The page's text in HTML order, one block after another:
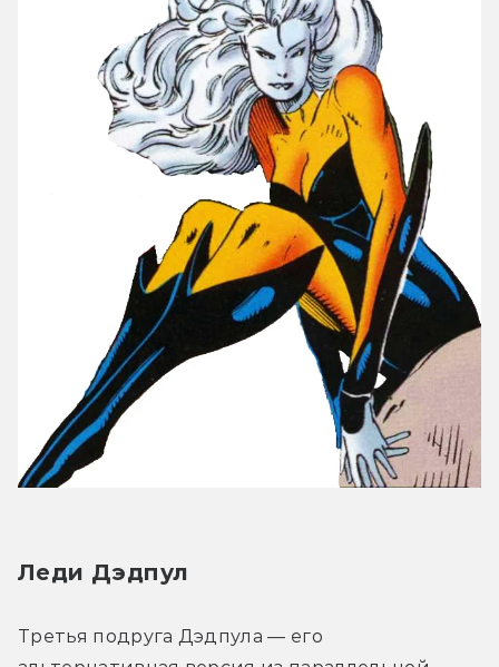
Леди Дэдпул
Третья подруга Дэдпула — его